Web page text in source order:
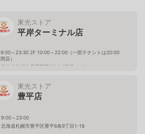
東光ストア
平岸ターミナル店
9:00～23:30 2F 10:00～22:00（一部テナントは20:00
閉店）
北海道札幌市豊平区平岸2条7丁目4-35
東光ストア
豊平店
9:00～23:00
北海道札幌市豊平区豊平6条9丁目1-18